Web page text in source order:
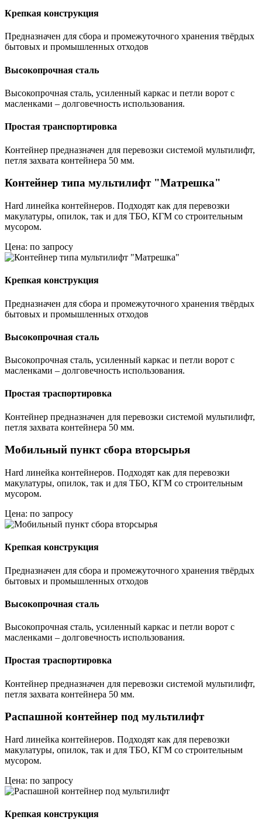
Крепкая конструкция
Предназначен для сбора и промежуточного хранения твёрдых
бытовых и промышленных отходов
Высокопрочная сталь
Высокопрочная сталь, усиленный каркас и петли ворот с
масленками – долговечность использования.
Простая транспортировка
Контейнер предназначен для перевозки системой мультилифт,
петля захвата контейнера 50 мм.
Контейнер типа мультилифт "Матрешка"
Hard линейка контейнеров. Подходят как для перевозки
макулатуры, опилок, так и для ТБО, КГМ со строительным
мусором.
Цена: по запросу
Крепкая конструкция
Предназначен для сбора и промежуточного хранения твёрдых
бытовых и промышленных отходов
Высокопрочная сталь
Высокопрочная сталь, усиленный каркас и петли ворот с
масленками – долговечность использования.
Простая траспортировка
Контейнер предназначен для перевозки системой мультилифт,
петля захвата контейнера 50 мм.
Мобильный пункт сбора вторсырья
Hard линейка контейнеров. Подходят как для перевозки
макулатуры, опилок, так и для ТБО, КГМ со строительным
мусором.
Цена: по запросу
Крепкая конструкция
Предназначен для сбора и промежуточного хранения твёрдых
бытовых и промышленных отходов
Высокопрочная сталь
Высокопрочная сталь, усиленный каркас и петли ворот с
масленками – долговечность использования.
Простая траспортировка
Контейнер предназначен для перевозки системой мультилифт,
петля захвата контейнера 50 мм.
Распашной контейнер под мультилифт
Hard линейка контейнеров. Подходят как для перевозки
макулатуры, опилок, так и для ТБО, КГМ со строительным
мусором.
Цена: по запросу
Крепкая конструкция